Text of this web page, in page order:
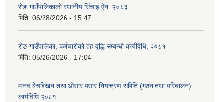
रोङ गाउँपालिकाको स्थानीय सिंचाइ ऐन, २०८३
मिति: 06/28/2026 - 15:47
रोङ गाउँपालिका, कर्मचारीको तह वृद्धि सम्बन्धी कार्यविधि, २०८१
मिति: 05/26/2026 - 17:04
मानव बेचबिखन तथा ओसार पसार नियन्त्रण समिति (गठन तथा परिचालन)
कार्यविधि २०८१